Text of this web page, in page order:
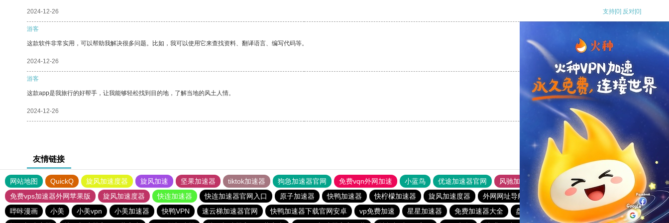
2024-12-26 支持[0] 反对[0]
游客
这款软件非常实用，可以帮助我解决很多问题。比如，我可以使用它来查找资料、翻译语言、编写代码等。
2024-12-26 支持 反对
游客
这款app是我旅行的好帮手，让我能够轻松找到目的地，了解当地的风土人情。
2024-12-26 [0]
友情链接
网站地图 QuickQ 旋风加速度器 旋风加速 坚果加速器 tiktok加速器 狗急加速器官网 免费vqn外网加速 小蓝鸟 优途加速器官网 风驰加速器
旋风加速器
免费vps加速器外网苹果版
旋风加速度器 快连加速器 快连加速器官网入口 原子加速器 快鸭加速器 快柠檬加速器 旋风加速度器 外网网址导航 软件中心 雷霆加速
狂飙加速器
哔咔漫画
小美 小美vpn 小美加速器 快鸭VPN 速云梯加速器官网 快鸭加速器下载官网安卓 vp免费加速 星星加速器 免费加速器大全 盘古加速器官网
加速器免费